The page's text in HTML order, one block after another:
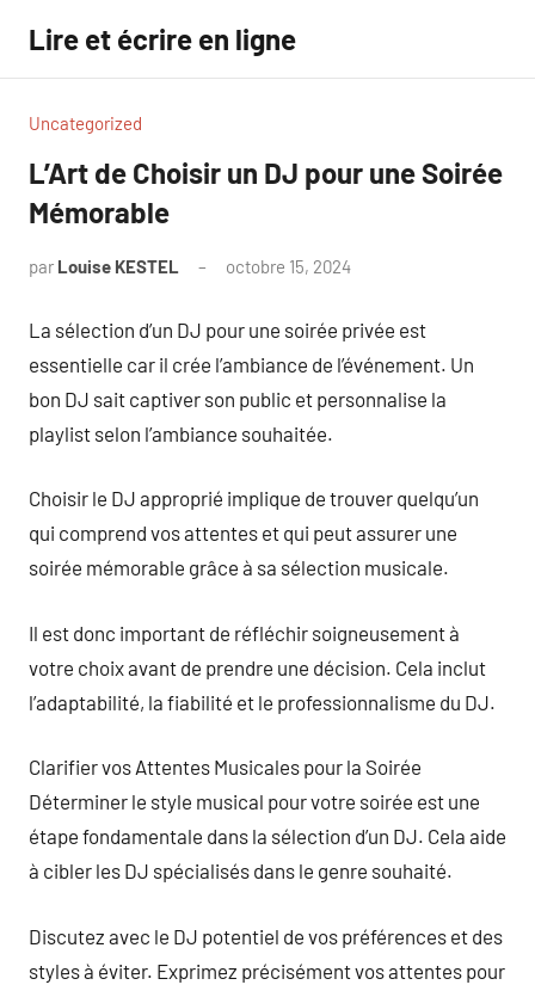
contenu
Lire et écrire en ligne
Uncategorized
L’Art de Choisir un DJ pour une Soirée
Mémorable
par Louise KESTEL octobre 15, 2024
La sélection d’un DJ pour une soirée privée est
essentielle car il crée l’ambiance de l’événement. Un
bon DJ sait captiver son public et personnalise la
playlist selon l’ambiance souhaitée.
Choisir le DJ approprié implique de trouver quelqu’un
qui comprend vos attentes et qui peut assurer une
soirée mémorable grâce à sa sélection musicale.
Il est donc important de réfléchir soigneusement à
votre choix avant de prendre une décision. Cela inclut
l’adaptabilité, la fiabilité et le professionnalisme du DJ.
Clarifier vos Attentes Musicales pour la Soirée
Déterminer le style musical pour votre soirée est une
étape fondamentale dans la sélection d’un DJ. Cela aide
à cibler les DJ spécialisés dans le genre souhaité.
Discutez avec le DJ potentiel de vos préférences et des
styles à éviter. Exprimez précisément vos attentes pour